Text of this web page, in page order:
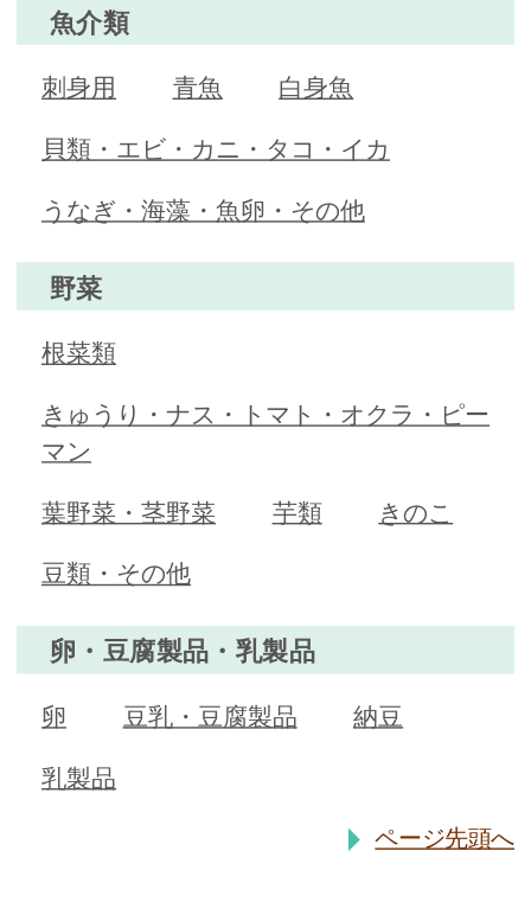
魚介類
刺身用 青魚 白身魚
貝類・エビ・カニ・タコ・イカ
うなぎ・海藻・魚卵・その他
野菜
根菜類
きゅうり・ナス・トマト・オクラ・ピー
マン
葉野菜・茎野菜 芋類 きのこ
豆類・その他
卵・豆腐製品・乳製品
卵 豆乳・豆腐製品 納豆
乳製品
ページ先頭へ